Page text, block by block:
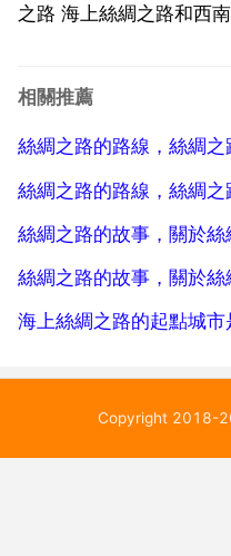
之路 海上絲綢之路和西
歷史上世界民族大遷徙的
相關推薦
絲綢之路的路線，絲綢
絲綢之路的路線，絲綢
絲綢之路的故事，關於絲
絲綢之路的故事，關於絲
Copyright 2018-